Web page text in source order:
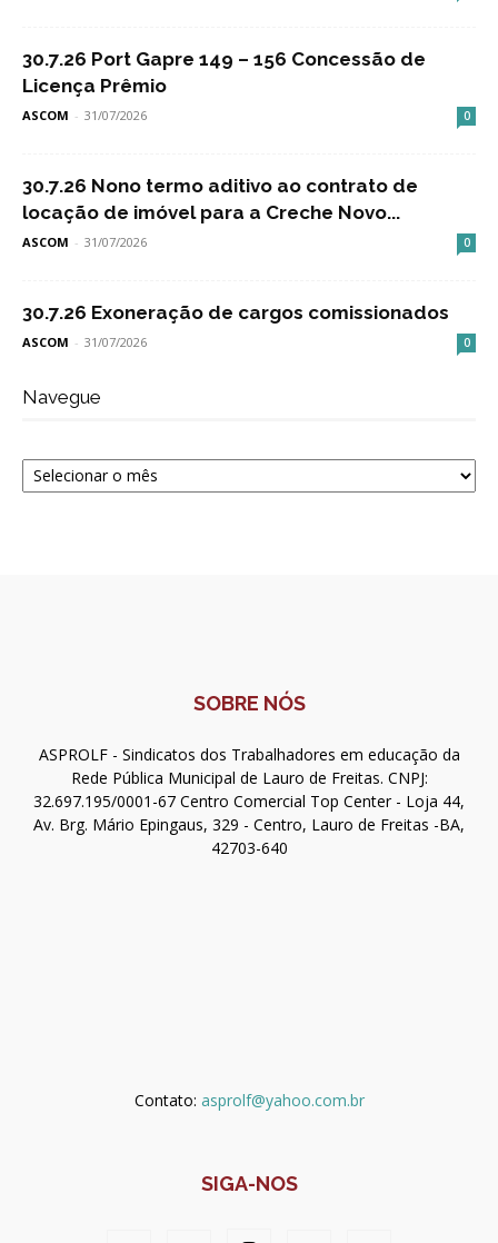
30.7.26 Port Gapre 149 – 156 Concessão de
Licença Prêmio
ASCOM - 31/07/2026 0
30.7.26 Nono termo aditivo ao contrato de
locação de imóvel para a Creche Novo...
ASCOM - 31/07/2026 0
30.7.26 Exoneração de cargos comissionados
ASCOM - 31/07/2026 0
Navegue
Navegue
SOBRE NÓS
ASPROLF - Sindicatos dos Trabalhadores em educação da
Rede Pública Municipal de Lauro de Freitas. CNPJ:
32.697.195/0001-67 Centro Comercial Top Center - Loja 44,
Av. Brg. Mário Epingaus, 329 - Centro, Lauro de Freitas -BA,
42703-640
Contato: asprolf@yahoo.com.br
SIGA-NOS